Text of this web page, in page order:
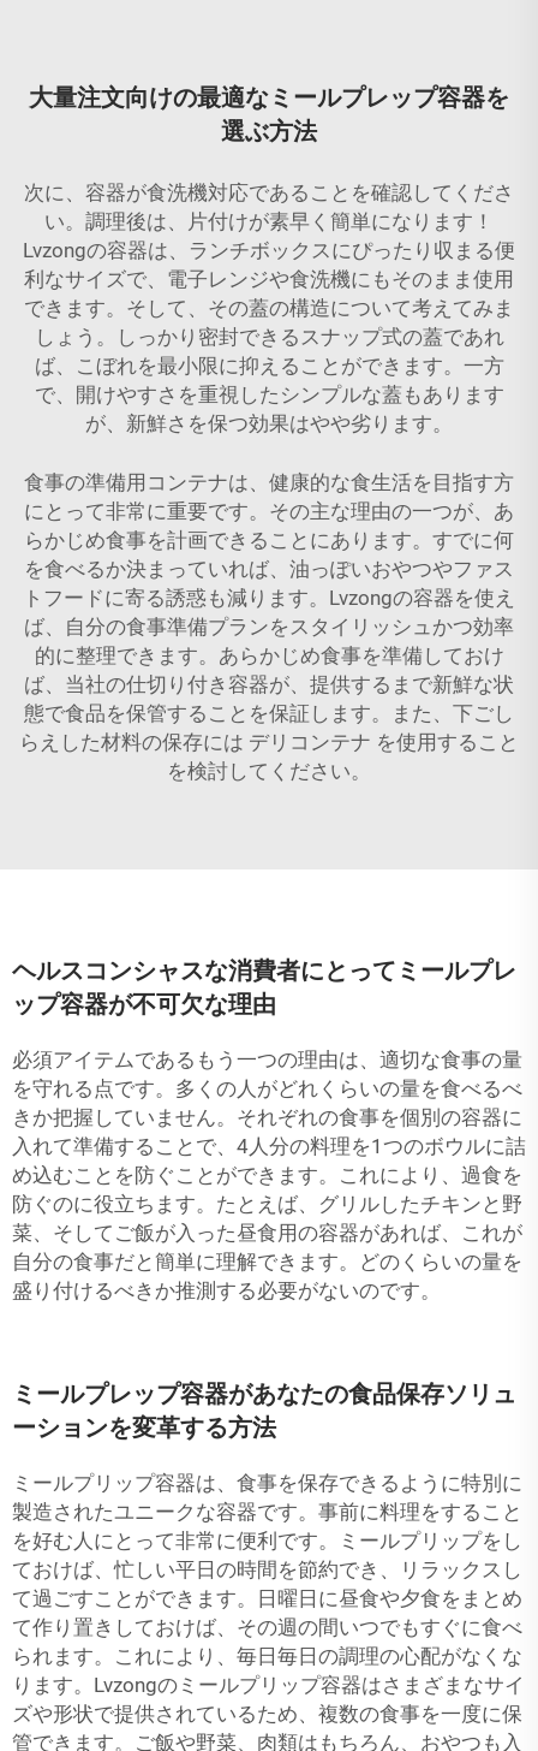
大量注文向けの最適なミールプレップ容器を
選ぶ方法
次に、容器が食洗機対応であることを確認してくださ
い。調理後は、片付けが素早く簡単になります！
Lvzongの容器は、ランチボックスにぴったり収まる便
利なサイズで、電子レンジや食洗機にもそのまま使用
できます。そして、その蓋の構造について考えてみま
しょう。しっかり密封できるスナップ式の蓋であれ
ば、こぼれを最小限に抑えることができます。一方
で、開けやすさを重視したシンプルな蓋もあります
が、新鮮さを保つ効果はやや劣ります。
食事の準備用コンテナは、健康的な食生活を目指す方
にとって非常に重要です。その主な理由の一つが、あ
らかじめ食事を計画できることにあります。すでに何
を食べるか決まっていれば、油っぽいおやつやファス
トフードに寄る誘惑も減ります。Lvzongの容器を使え
ば、自分の食事準備プランをスタイリッシュかつ効率
的に整理できます。あらかじめ食事を準備しておけ
ば、当社の仕切り付き容器が、提供するまで新鮮な状
態で食品を保管することを保証します。また、下ごし
らえした材料の保存には デリコンテナ を使用すること
を検討してください。
ヘルスコンシャスな消費者にとってミールプレ
ップ容器が不可欠な理由
必須アイテムであるもう一つの理由は、適切な食事の量
を守れる点です。多くの人がどれくらいの量を食べるべ
きか把握していません。それぞれの食事を個別の容器に
入れて準備することで、4人分の料理を1つのボウルに詰
め込むことを防ぐことができます。これにより、過食を
防ぐのに役立ちます。たとえば、グリルしたチキンと野
菜、そしてご飯が入った昼食用の容器があれば、これが
自分の食事だと簡単に理解できます。どのくらいの量を
盛り付けるべきか推測する必要がないのです。
ミールプレップ容器があなたの食品保存ソリュ
ーションを変革する方法
ミールプリップ容器は、食事を保存できるように特別に
製造されたユニークな容器です。事前に料理をすること
を好む人にとって非常に便利です。ミールプリップをし
ておけば、忙しい平日の時間を節約でき、リラックスし
て過ごすことができます。日曜日に昼食や夕食をまとめ
て作り置きしておけば、その週の間いつでもすぐに食べ
られます。これにより、毎日毎日の調理の心配がなくな
ります。Lvzongのミールプリップ容器はさまざまなサイ
ズや形状で提供されているため、複数の食事を一度に保
管できます。ご飯や野菜、肉類はもちろん、おやつも入